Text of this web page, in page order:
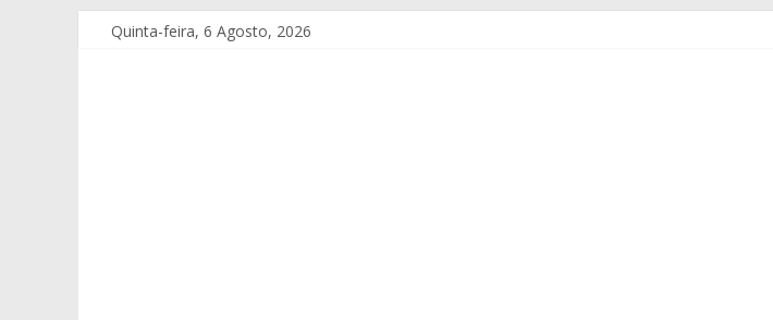
Quinta-feira, 6 Agosto, 2026